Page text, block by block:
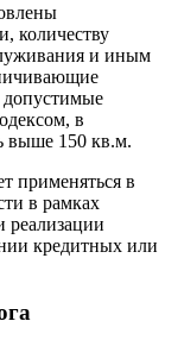
количеству
и иным
допустимые
в
выше 150 кв.м.
применяться в
в рамках
реализации
кредитных или